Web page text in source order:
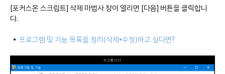
[포커스온 스크립트] 삭제 마법사 창이 열리면 [다음] 버튼을 클릭합니
다.
• 프로그램 및 기능 목록을 정리(삭제•수정)하고 싶다면?